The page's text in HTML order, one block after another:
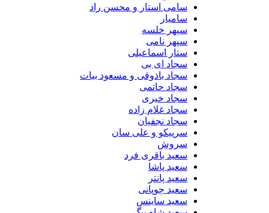
سامی استار و محسن راد
سامیار
سپهر خلسه
سپهر نامی
ستار اسماعیلی
سجاد ای بی
سجاد باذوقی و مسعود بیات
سجاد حاتمی
سجاد خیری
سجاد غلام زاده
سجاد نجفیان
سرپیکو و علی سان
سروش
سعید باقری فرد
سعید پاشا
سعید پانتر
سعید چوپانی
سعید ساینس